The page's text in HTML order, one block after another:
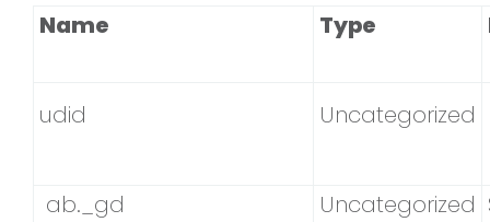
Name Type
udid Uncategorized
ab._gd Uncategorized